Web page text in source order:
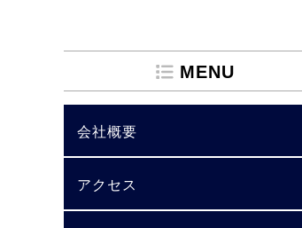
MENU
会社概要
アクセス